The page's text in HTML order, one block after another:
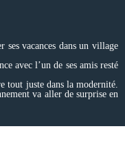
ses vacances dans un village
avec l’un de ses amis resté
tout juste dans la modernité.
va aller de surprise en